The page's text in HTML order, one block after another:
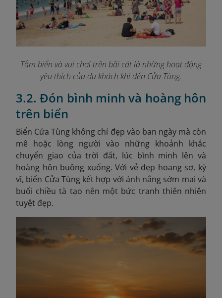
Tắm biển và vui chơi trên bãi cát là những hoạt động
yêu thích của du khách khi đến Cửa Tùng.
3.2. Đón bình minh và hoàng hôn
trên biển
Biển Cửa Tùng không chỉ đẹp vào ban ngày mà còn
mê hoặc lòng người vào những khoảnh khắc
chuyển giao của trời đất, lúc bình minh lên và
hoàng hôn buông xuống. Với vẻ đẹp hoang sơ, kỳ
vĩ, biển Cửa Tùng kết hợp với ánh nắng sớm mai và
buổi chiều tà tạo nên một bức tranh thiên nhiên
tuyệt đẹp.